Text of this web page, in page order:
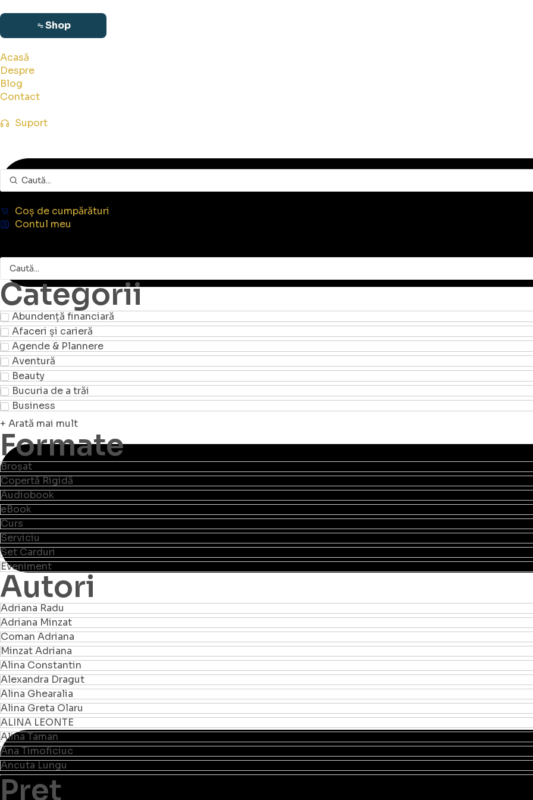
Shop
Acasă
Despre
Blog
Contact
Suport
Coș de cumpărături
Contul meu
Categorii
Abundență financiară
Afaceri și carieră
Agende & Plannere
Aventură
Beauty
Bucuria de a trăi
Business
+ Arată mai mult
Formate
Broșat
Copertă Rigidă
Audiobook
eBook
Curs
Serviciu
Set Carduri
Eveniment
Autori
Adriana Radu
Adriana Minzat
Coman Adriana
Minzat Adriana
Alina Constantin
Alexandra Dragut
Alina Ghearalia
Alina Greta Olaru
ALINA LEONTE
Alina Taman
Ana Timoficiuc
Ancuta Lungu
Nistoroiu Anca
Anca Tofan
Preț